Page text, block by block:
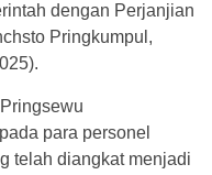
dengan Perjanjian
Pringkumpul,
para personel
telah diangkat menjadi